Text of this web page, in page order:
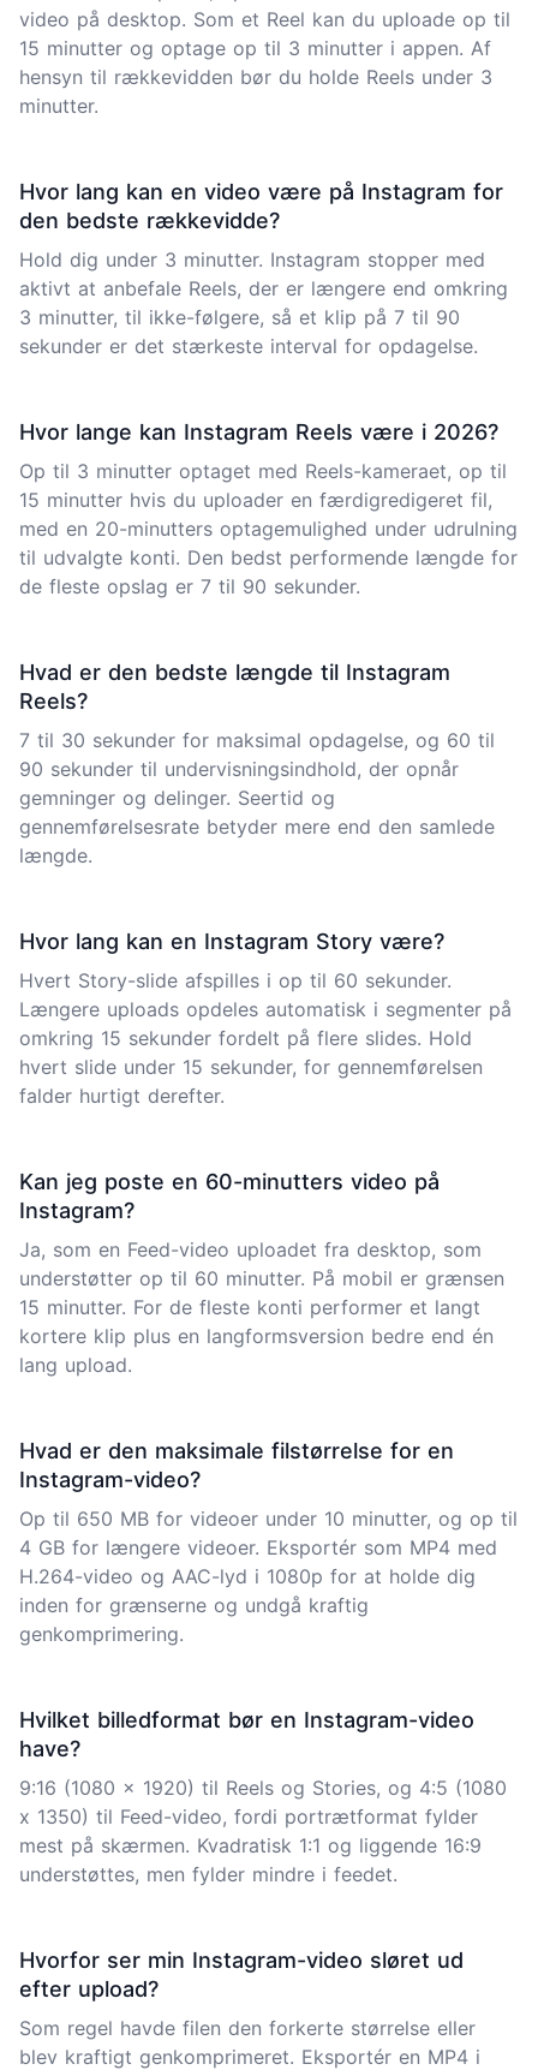
video på desktop. Som et Reel kan du uploade op til
15 minutter og optage op til 3 minutter i appen. Af
hensyn til rækkevidden bør du holde Reels under 3
minutter.
Hvor lang kan en video være på Instagram for
den bedste rækkevidde?
Hold dig under 3 minutter. Instagram stopper med
aktivt at anbefale Reels, der er længere end omkring
3 minutter, til ikke-følgere, så et klip på 7 til 90
sekunder er det stærkeste interval for opdagelse.
Hvor lange kan Instagram Reels være i 2026?
Op til 3 minutter optaget med Reels-kameraet, op til
15 minutter hvis du uploader en færdigredigeret fil,
med en 20-minutters optagemulighed under udrulning
til udvalgte konti. Den bedst performende længde for
de fleste opslag er 7 til 90 sekunder.
Hvad er den bedste længde til Instagram
Reels?
7 til 30 sekunder for maksimal opdagelse, og 60 til
90 sekunder til undervisningsindhold, der opnår
gemninger og delinger. Seertid og
gennemførelsesrate betyder mere end den samlede
længde.
Hvor lang kan en Instagram Story være?
Hvert Story-slide afspilles i op til 60 sekunder.
Længere uploads opdeles automatisk i segmenter på
omkring 15 sekunder fordelt på flere slides. Hold
hvert slide under 15 sekunder, for gennemførelsen
falder hurtigt derefter.
Kan jeg poste en 60-minutters video på
Instagram?
Ja, som en Feed-video uploadet fra desktop, som
understøtter op til 60 minutter. På mobil er grænsen
15 minutter. For de fleste konti performer et langt
kortere klip plus en langformsversion bedre end én
lang upload.
Hvad er den maksimale filstørrelse for en
Instagram-video?
Op til 650 MB for videoer under 10 minutter, og op til
4 GB for længere videoer. Eksportér som MP4 med
H.264-video og AAC-lyd i 1080p for at holde dig
inden for grænserne og undgå kraftig
genkomprimering.
Hvilket billedformat bør en Instagram-video
have?
9:16 (1080 x 1920) til Reels og Stories, og 4:5 (1080
x 1350) til Feed-video, fordi portrætformat fylder
mest på skærmen. Kvadratisk 1:1 og liggende 16:9
understøttes, men fylder mindre i feedet.
Hvorfor ser min Instagram-video sløret ud
efter upload?
Som regel havde filen den forkerte størrelse eller
blev kraftigt genkomprimeret. Eksportér en MP4 i